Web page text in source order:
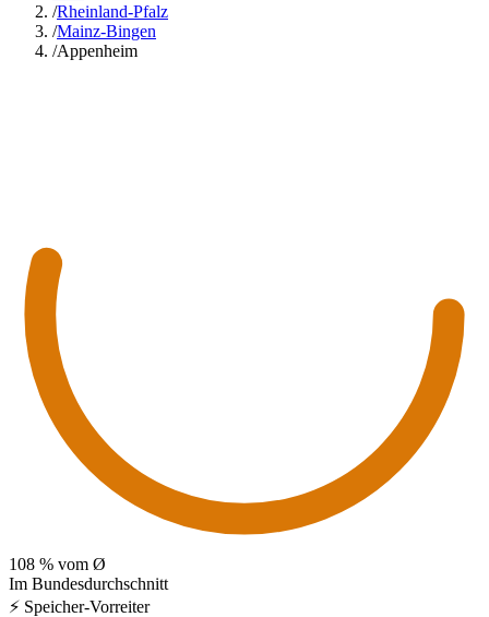
/Rheinland-Pfalz
/Mainz-Bingen
/Appenheim
108 % vom Ø
Im Bundesdurchschnitt
⚡ Speicher-Vorreiter